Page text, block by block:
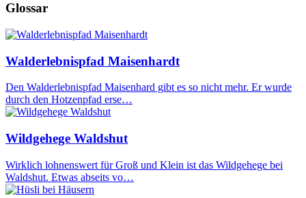
Glossar
Walderlebnispfad Maisenhardt
Den Walderlebnispfad Maisenhard gibt es so nicht mehr. Er wurde
durch den Hotzenpfad erse…
Wildgehege Waldshut
Wirklich lohnenswert für Groß und Klein ist das Wildgehege bei
Waldshut. Etwas abseits vo…